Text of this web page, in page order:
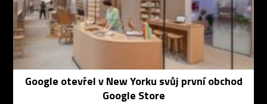
Google otevřel v New Yorku svůj první obchod
Google Store